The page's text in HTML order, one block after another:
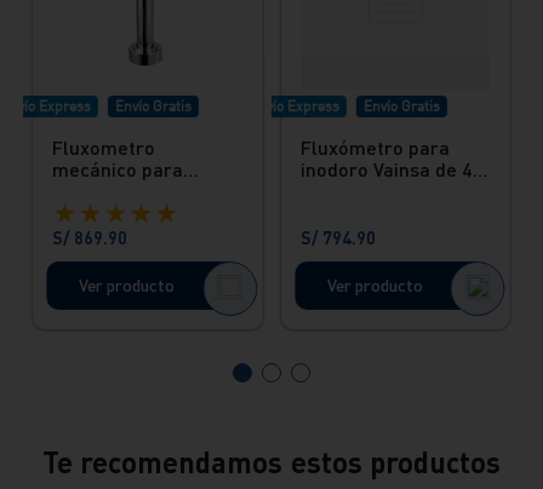
Express Envío Gratis
Fluxometro
mecánico para
4.8 lts indirecto
hecho en bronce
Vainsa
★ ★ ★ ★ ★
S/ 869 90
Ver producto
Envío Express Envío Gratis
Fluxómetro para
inodoro Vainsa de 4.8
S/ 794 90
Ver producto
Te recomendamos estos productos